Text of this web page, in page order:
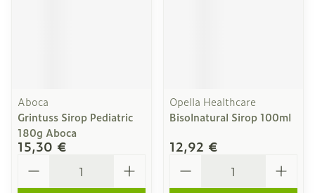
Aboca
Grintuss Sirop Pediatric
180g Aboca
15,30 €
Opella Healthcare
Bisolnatural Sirop 100ml
12,92 €